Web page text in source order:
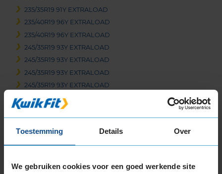
Toestemming Details Over
We gebruiken cookies voor een goed werkende site
235/35R19 91Y EXTRALOAD
235/40R19 96Y EXTRALOAD
235/40R19 96Y EXTRALOAD
245/35R19 93Y EXTRALOAD
245/35R19 93Y EXTRALOAD
245/35R19 93Y EXTRALOAD
245/35R19 93Y EXTRALOAD
245/40R19 98Y EXTRALOAD
255/30R19 91Y EXTRALOAD
255/35R19 96Y EXTRALOAD
255/35R19 96Y EXTRALOAD